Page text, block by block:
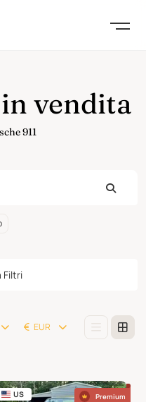
in vendita
911
Filtri
EUR
US Premium